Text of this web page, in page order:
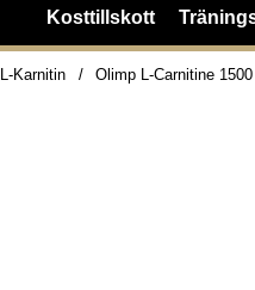
Kosttillskott
L-Karnitin Olimp L-Carnitine